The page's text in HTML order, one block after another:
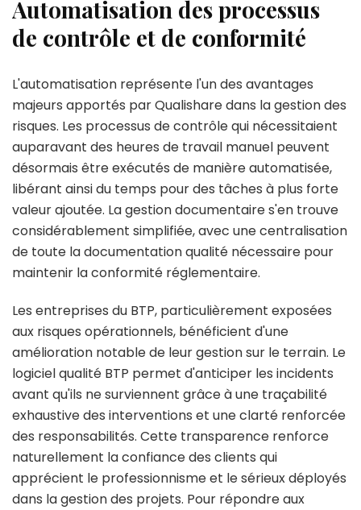
Automatisation des processus
de contrôle et de conformité
L'automatisation représente l'un des avantages
majeurs apportés par Qualishare dans la gestion des
risques. Les processus de contrôle qui nécessitaient
auparavant des heures de travail manuel peuvent
désormais être exécutés de manière automatisée,
libérant ainsi du temps pour des tâches à plus forte
valeur ajoutée. La gestion documentaire s'en trouve
considérablement simplifiée, avec une centralisation
de toute la documentation qualité nécessaire pour
maintenir la conformité réglementaire.
Les entreprises du BTP, particulièrement exposées
aux risques opérationnels, bénéficient d'une
amélioration notable de leur gestion sur le terrain. Le
logiciel qualité BTP permet d'anticiper les incidents
avant qu'ils ne surviennent grâce à une traçabilité
exhaustive des interventions et une clarté renforcée
des responsabilités. Cette transparence renforce
naturellement la confiance des clients qui
apprécient le professionnisme et le sérieux déployés
dans la gestion des projets. Pour répondre aux